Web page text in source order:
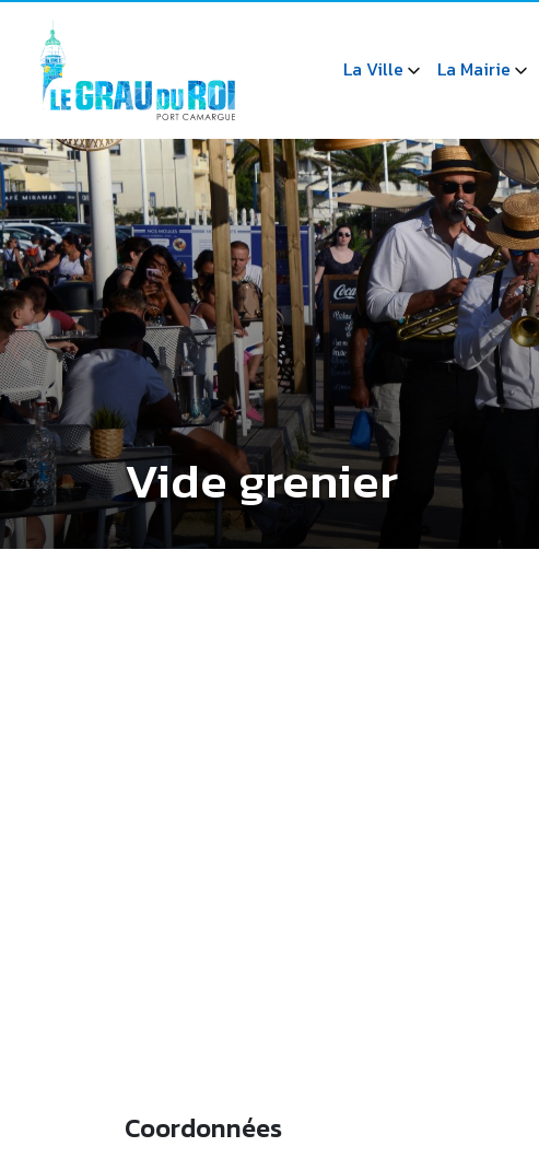
La Ville La Mairie
Vide grenier
Coordonnées